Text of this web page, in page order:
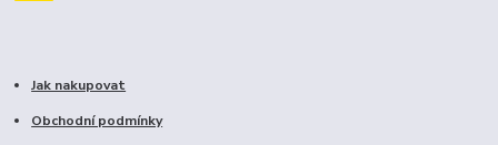
Jak nakupovat
Obchodní podmínky